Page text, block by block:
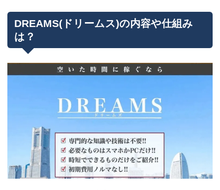
DREAMS(ドリームス)の内容や仕組み
は？